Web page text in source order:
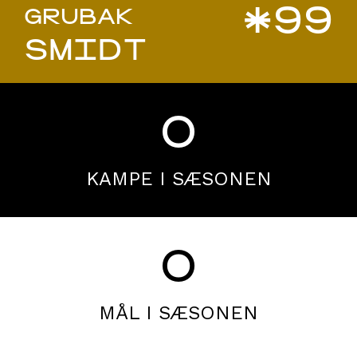
GRUBAK
SMIDT
*99
0
KAMPE I SÆSONEN
0
MÅL I SÆSONEN